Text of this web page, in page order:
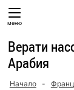
Skip
toменю
Верати
Арабия
Начало -